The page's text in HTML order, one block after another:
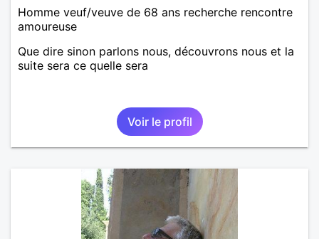
Homme veuf/veuve de 68 ans recherche rencontre
amoureuse
Que dire sinon parlons nous, découvrons nous et la
suite sera ce quelle sera
Voir le profil